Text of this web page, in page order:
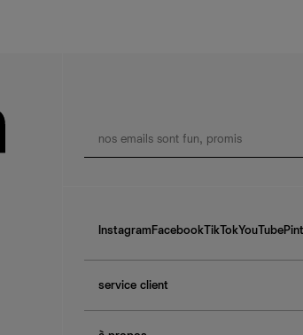
Instagram FacebookTikTokYouTube
service client